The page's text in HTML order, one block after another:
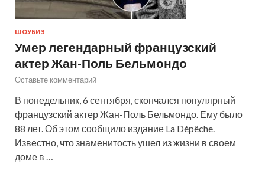
ШОУБИЗ
Умер легендарный французский
актер Жан-Поль Бельмондо
Оставьте комментарий
В понедельник, 6 сентября, скончался популярный
французский актер Жан-Поль Бельмондо. Ему было
88 лет. Об этом сообщило издание La Dépêche.
Известно, что знаменитость ушел из жизни в своем
доме в …